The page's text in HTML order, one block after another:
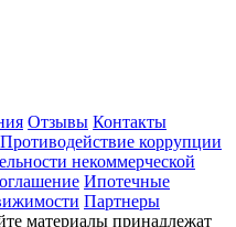
Отзывы Контакты
Противодействие коррупции
некоммерческой
Ипотечные
Партнеры
материалы принадлежат